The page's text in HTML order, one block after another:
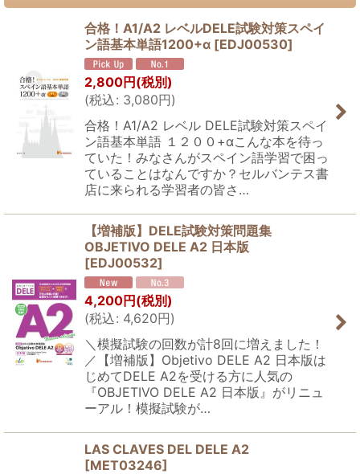
合格！A1/A2 レベルDELE試験対策スペイ
ン語基本単語1200+α [EDJ00530]
2,800円(税別)
(税込: 3,080円)
合格！A1/A2 レベル DELE試験対策スペイ
ン語基本単語 １２００+αこんな本を待っ
ていた！みなさんがスペイン語学習で困っ
ていることはなんですか？セルバンテス書
店に来られる学習者の皆さ…
【増補版】DELE試験対策問題集
OBJETIVO DELE A2 日本版
[EDJ00532]
4,200円(税別)
(税込: 4,620円)
＼模擬試験の回数が計8回に増えました！
／【増補版】Objetivo DELE A2 日本版は
じめてDELE A2を受ける方に人気の
『OBJETIVO DELE A2 日本版』がリニュ
ーアル！模擬試験が…
LAS CLAVES DEL DELE A2
[MET03246]